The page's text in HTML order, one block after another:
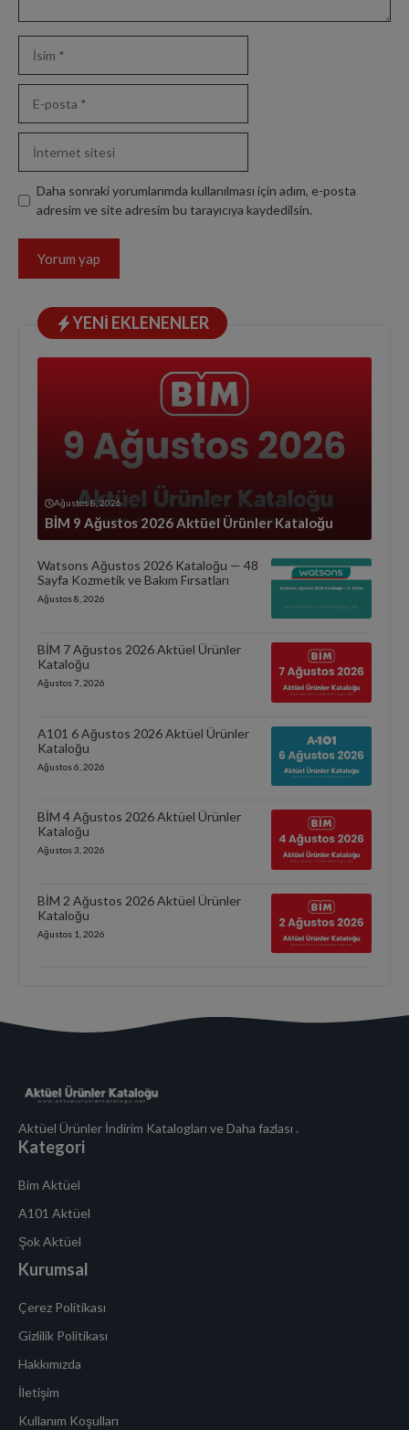
posta
sitesi
Daha sonraki yorumlarımda kullanılması için adım, e-posta
adresim ve site adresim bu tarayıcıya kaydedilsin.
YENI EKLENENLER
Ağustos 8, 2026
BİM 9 Ağustos 2026 Aktüel Ürünler Kataloğu
Watsons Ağustos 2026 Kataloğu — 48
Sayfa Kozmetik ve Bakım Fırsatları
Ağustos 8, 2026
BİM 7 Ağustos 2026 Aktüel Ürünler
Kataloğu
Ağustos 7, 2026
A101 6 Ağustos 2026 Aktüel Ürünler
Kataloğu
Ağustos 6, 2026
BİM 4 Ağustos 2026 Aktüel Ürünler
Kataloğu
Ağustos 3, 2026
BİM 2 Ağustos 2026 Aktüel Ürünler
Kataloğu
Ağustos 1, 2026
Aktüel Ürünler İndirim Katalogları ve Daha fazlası .
Kategori
Bim Aktüel
A101 Aktüel
Şok Aktüel
Kurumsal
Çerez Politikası
Gizlilik Politikası
Hakkımızda
İletişim
Kullanım Koşulları